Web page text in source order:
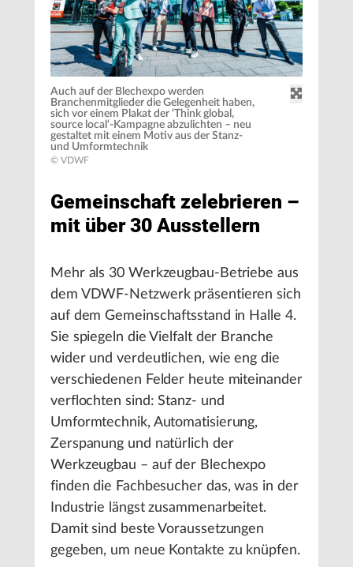
Auch auf der Blechexpo werden
Branchenmitglieder die Gelegenheit haben,
sich vor einem Plakat der ‘Think global,
source local‘-Kampagne abzulichten – neu
gestaltet mit einem Motiv aus der Stanz-
und Umformtechnik
© VDWF
Gemeinschaft zelebrieren –
mit über 30 Ausstellern
Mehr als 30 Werkzeugbau-Betriebe aus
dem VDWF-Netzwerk präsentieren sich
auf dem Gemeinschaftsstand in Halle 4.
Sie spiegeln die Vielfalt der Branche
wider und verdeutlichen, wie eng die
verschiedenen Felder heute miteinander
verflochten sind: Stanz- und
Umformtechnik, Automatisierung,
Zerspanung und natürlich der
Werkzeugbau – auf der Blechexpo
finden die Fachbesucher das, was in der
Industrie längst zusammenarbeitet.
Damit sind beste Voraussetzungen
gegeben, um neue Kontakte zu knüpfen.